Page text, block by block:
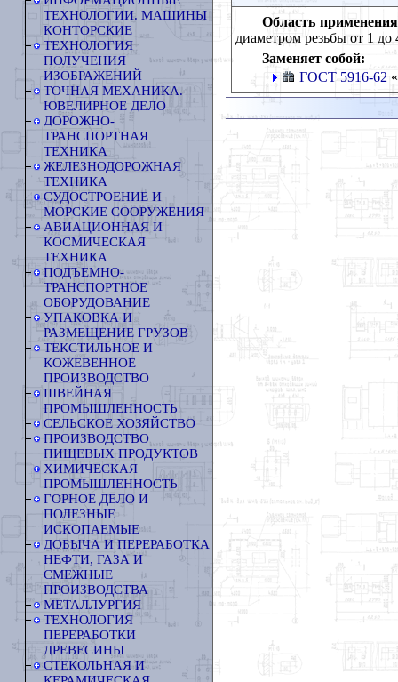
ТЕХНОЛОГИИ. МАШИНЫ
КОНТОРСКИЕ
ТЕХНОЛОГИЯ
ПОЛУЧЕНИЯ
ИЗОБРАЖЕНИЙ
ТОЧНАЯ МЕХАНИКА.
ЮВЕЛИРНОЕ ДЕЛО
ДОРОЖНО-
ТРАНСПОРТНАЯ
ТЕХНИКА
ЖЕЛЕЗНОДОРОЖНАЯ
ТЕХНИКА
СУДОСТРОЕНИЕ И
МОРСКИЕ СООРУЖЕНИЯ
АВИАЦИОННАЯ И
КОСМИЧЕСКАЯ
ТЕХНИКА
ПОДЪЕМНО-
ТРАНСПОРТНОЕ
ОБОРУДОВАНИЕ
УПАКОВКА И
РАЗМЕЩЕНИЕ ГРУЗОВ
ТЕКСТИЛЬНОЕ И
КОЖЕВЕННОЕ
ПРОИЗВОДСТВО
ШВЕЙНАЯ
ПРОМЫШЛЕННОСТЬ
СЕЛЬСКОЕ ХОЗЯЙСТВО
ПРОИЗВОДСТВО
ПИЩЕВЫХ ПРОДУКТОВ
ХИМИЧЕСКАЯ
ПРОМЫШЛЕННОСТЬ
ГОРНОЕ ДЕЛО И
ПОЛЕЗНЫЕ
ИСКОПАЕМЫЕ
ДОБЫЧА И ПЕРЕРАБОТКА
НЕФТИ, ГАЗА И
СМЕЖНЫЕ
ПРОИЗВОДСТВА
МЕТАЛЛУРГИЯ
ТЕХНОЛОГИЯ
ПЕРЕРАБОТКИ
ДРЕВЕСИНЫ
СТЕКОЛЬНАЯ И
Область
диаметром резьбы от 1 до
Заменяет собой:
ГОСТ 5916-62